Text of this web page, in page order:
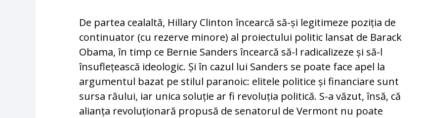
De partea cealaltă, Hillary Clinton în­cear­că să-și legitimeze poziția de
continuator (cu rezerve minore) al proiectului politic lansat de Barack
Obama, în timp ce Ber­nie Sanders încearcă să-l radicalizeze și să-l
însuflețească ideologic. Și în cazul lui Sanders se poate face apel la
argumentul bazat pe stilul paranoic: elitele politice și financiare sunt
sursa răului, iar unica so­luție ar fi revoluția politică. S-a văzut, în­să, că
alianța revoluționară propusă de se­natorul de Vermont nu poate